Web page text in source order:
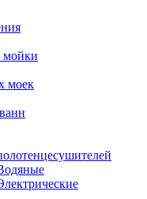
мойки
моек